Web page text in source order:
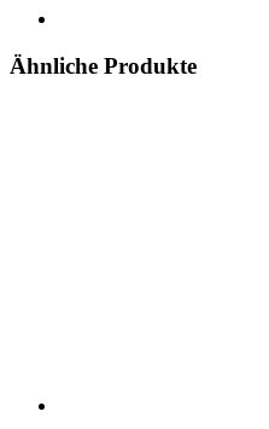
Ähnliche Produkte